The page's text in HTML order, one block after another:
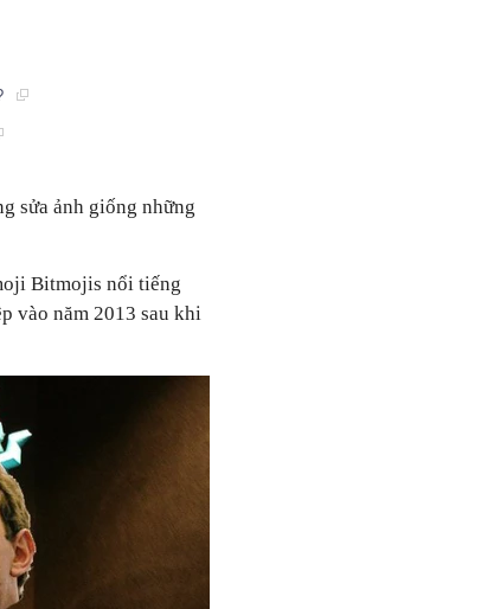
sửa ảnh giống những
Bitmojis nổi tiếng
vào năm 2013 sau khi